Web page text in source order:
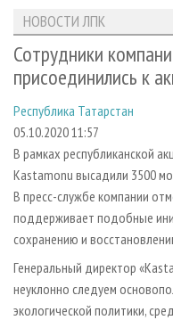
ЛЕСОЗАГОТОВКА
ЛЕСОПИЛЕНИЕ
СУШКА ДРЕВЕСИНЫ
ПРОИЗВОДСТВО
ДЕРЕВЯННОЕ
ПРОИЗВОДСТВО
БИОЭНЕРГЕТИКА
ЦБП
ИНСТРУМЕНТ И
НОВОСТИ ЛПК
НОВОСТИ ЖУРНАЛА
ПРОЕКТЫ ЛПИ
АНАЛИТИКА
ПРЕДПРИЯТИЯ ЛПК
ПЕРСОНЫ
МОБИЛЬНЫЕ
ОФИЦИАЛЬНЫЕ
ПРИОРИТЕТНЫЕ
RUSSIAN FORESTRY
ГАЗЕТА
БИБЛИОТЕКА
АРХИВ ЖУРНАЛОВ
СТАТЬИ
О ЖУРНАЛЕ
ПОДПИСКА
КОНТАКТЫ
РЕКЛАМОДАТЕЛЯМ
РЕКЛАМА
РЕКЛАМА НА САЙТЕ
НОВОСТИ ЛПК
Сотрудники
присоединились к
Республика Татарстан
05.10.2020 11:57
В рамках республиканской
Kastamonu высадили 3500
В пресс-службе компании
поддерживает подобные
сохранению и
Генеральный директор
неуклонно следуем
экологической политики,